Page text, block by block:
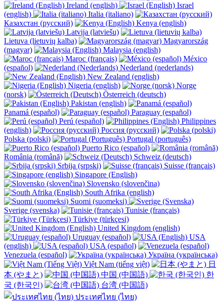
Ireland (english)
Israel
(english)
Italia (italiano)
Казахстан (русский)
Kenya (english)
Latvija (latviešu)
Lietuva (lietuvių kalba)
Magyarország
(magyar)
Malaysia (english)
Maroc (français)
México
(español)
Nederland (nederlands)
New Zealand (english)
Nigeria (english)
Norge
(norsk)
Österreich (deutsch)
Pakistan (english)
Panamá (español)
Paraguay (español)
Perú (español)
Philippines
(english)
Россия (русский)
Polska (polski)
Portugal (português)
Puerto Rico (español)
România (română)
Schweiz (deutsch)
Srbija (srpski)
Suisse (français)
Singapore (English)
Slovensko (slovenčina)
South Afrika (english)
Suomi (suomeksi)
Sverige (svenska)
Tunisie (français)
Türkiye (türkçesi)
United Kingdom (english)
Uruguay (español)
USA
(english)
USA (español)
Venezuela (español)
Україна (українська)
Việt Nam (tiếng việt)
日
本 (やまと)
中国 (中国語)
한
국 (한국인)
台湾 (中国語)
ประเทศไทย (ไทย)